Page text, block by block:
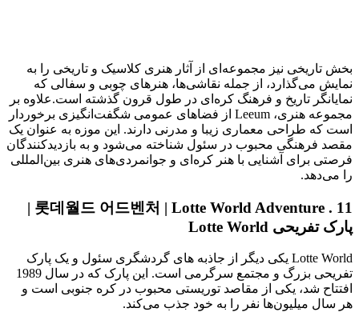
بخش تاریخی نیز مجموعه‌ای از آثار هنری کلاسیک و تاریخی را به
نمایش می‌گذارد، از جمله نقاشی‌ها، هنرهای چوبی و سفالی که
نمایانگر تاریخ و فرهنگ کره‌ای در طول قرون گذشته است.علاوه بر
مجموعه هنری، Leeum از فضاهای عمومی شگفت‌انگیزی برخوردار
است که طراحی معماری زیبا و مدرنی دارند. این موزه به عنوان یک
مقصد فرهنگی محبوب در سئول شناخته می‌شود و به بازدیدکنندگان
فرصتی برای آشنایی با هنر کره‌ای و جوانمردی‌های هنری بین‌المللی
را می‌دهد.
11 . 롯데월드 어드벤처 | Lotte World Adventure |
پارک تفریحی Lotte World
Lotte World یکی دیگر از جاذبه های گردشگری سئول و یک پارک
تفریحی بزرگ و مجتمع سرگرمی است. این پارک که در سال 1989
افتتاح شد، یکی از مقاصد توریستی محبوب در کره جنوبی است و
هر سال میلیون‌ها نفر را به خود جذب می‌کند.